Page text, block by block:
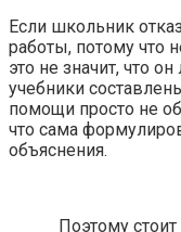
Если школьник
работы, потому что
это не значит, что
учебники
помощи просто не
что сама
объяснения.
Поэтому